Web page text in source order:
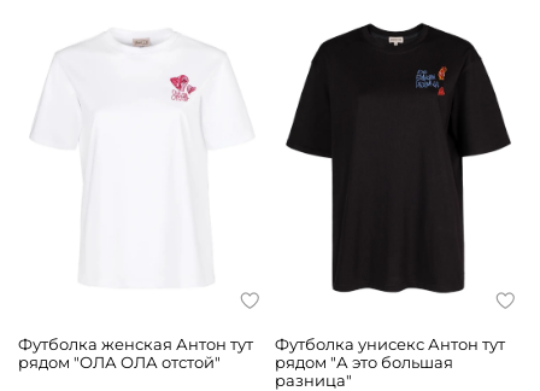
Футболка женская Антон тут
рядом "ОЛА ОЛА отстой"
Футболка унисекс Антон тут
рядом "А это большая
разница"